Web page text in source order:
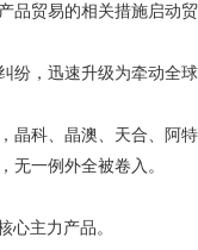
贸易的相关措施启动贸
，迅速升级为牵动全球
晶科、晶澳、天合、阿
无一例外全被卷入。
心主力产品。